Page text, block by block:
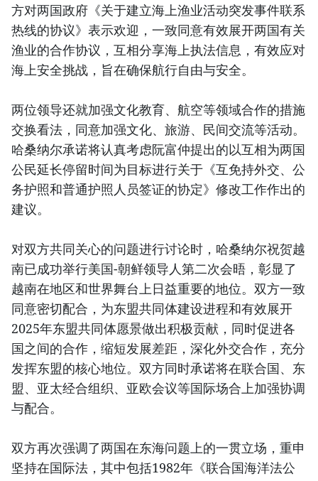
方对两国政府《关于建立海上渔业活动突发事件联系
热线的协议》表示欢迎，一致同意有效展开两国有关
渔业的合作协议，互相分享海上执法信息，有效应对
海上安全挑战，旨在确保航行自由与安全。
两位领导还就加强文化教育、航空等领域合作的措施
交换看法，同意加强文化、旅游、民间交流等活动。
哈桑纳尔承诺将认真考虑阮富仲提出的以互相为两国
公民延长停留时间为目标进行关于《互免持外交、公
务护照和普通护照人员签证的协定》修改工作作出的
建议。
对双方共同关心的问题进行讨论时，哈桑纳尔祝贺越
南已成功举行美国-朝鲜领导人第二次会晤，彰显了
越南在地区和世界舞台上日益重要的地位。双方一致
同意密切配合，为东盟共同体建设进程和有效展开
2025年东盟共同体愿景做出积极贡献，同时促进各
国之间的合作，缩短发展差距，深化外交合作，充分
发挥东盟的核心地位。双方同时承诺将在联合国、东
盟、亚太经合组织、亚欧会议等国际场合上加强协调
与配合。
双方再次强调了两国在东海问题上的一贯立场，重申
坚持在国际法，其中包括1982年《联合国海洋法公